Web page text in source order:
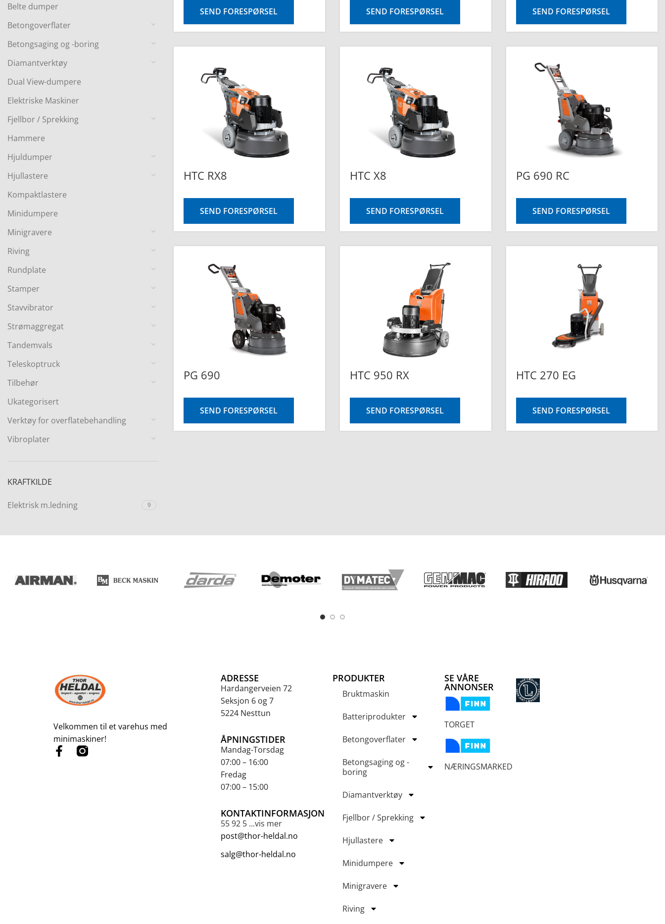
Belte dumper
Betongoverflater
Betongsaging og -boring
Diamantverktøy
Dual View-dumpere
Elektriske Maskiner
Fjellbor / Sprekking
Hammere
Hjuldumper
Hjullastere
Kompaktlastere
Minidumpere
Minigravere
Riving
Rundplate
Stamper
Stavvibrator
Strømaggregat
Tandemvals
Teleskoptruck
Tilbehør
Ukategorisert
Verktøy for overflatebehandling
Vibroplater
KRAFTKILDE
Elektrisk m.ledning 9
SEND FORESPØRSEL SEND FORESPØRSEL SEND FORESPØRSEL
HTC RX8
SEND FORESPØRSEL
HTC X8
SEND FORESPØRSEL
PG 690 RC
SEND FORESPØRSEL
PG 690
SEND FORESPØRSEL
HTC 950 RX
SEND FORESPØRSEL
HTC 270 EG
SEND FORESPØRSEL
Velkommen til et varehus med
minimaskiner!
ADRESSE
Hardangerveien 72
Seksjon 6 og 7
5224 Nesttun
ÅPNINGSTIDER
Mandag-Torsdag
07:00 – 16:00
Fredag
07:00 – 15:00
KONTAKTINFORMASJON
55 92 5 ...vis mer
post@thor-heldal.no
salg@thor-heldal.no
PRODUKTER
Bruktmaskin
Batteriprodukter
Betongoverflater
Betongsaging og -
boring
Diamantverktøy
Fjellbor / Sprekking
Hjullastere
Minidumpere
Minigravere
Riving
SE VÅRE
ANNONSER
TORGET
NÆRINGSMARKED